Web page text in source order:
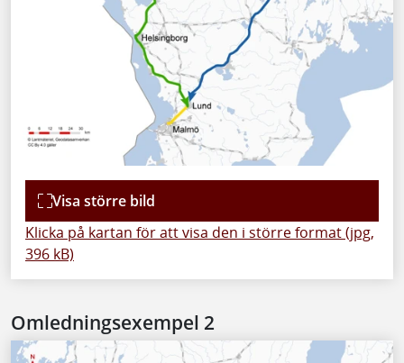
Klicka på kartan för att visa den i större format (jpg,
396 kB)
Visa större bild
Omledningsexempel 2